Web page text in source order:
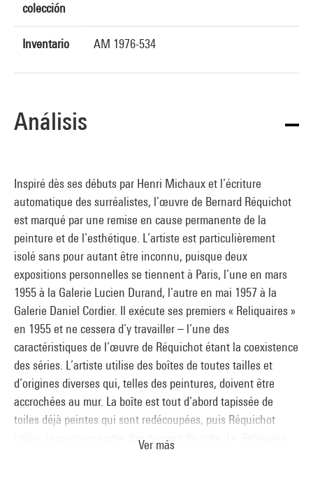
colección
Inventario AM 1976-534
Análisis
Inspiré dès ses débuts par Henri Michaux et l’écriture
automatique des surréalistes, l’œuvre de Bernard Réquichot
est marqué par une remise en cause permanente de la
peinture et de l’esthétique. L’artiste est particulièrement
isolé sans pour autant être inconnu, puisque deux
expositions personnelles se tiennent à Paris, l’une en mars
1955 à la Galerie Lucien Durand, l’autre en mai 1957 à la
Galerie Daniel Cordier. Il exécute ses premiers « Reliquaires »
en 1955 et ne cessera d’y travailler – l’une des
caractéristiques de l’œuvre de Réquichot étant la coexistence
des séries. L’artiste utilise des boîtes de toutes tailles et
d’origines diverses qui, telles des peintures, doivent être
accrochées au mur. La boîte est tout d’abord tapissée de
toiles déjà peintes qui sont redécoupées, puis Réquichot
utilise la peinture sortie directement du tube. Le
Ver más